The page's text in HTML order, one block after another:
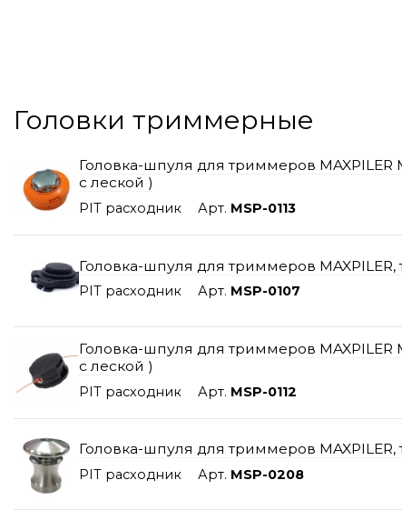
Головки триммерные
Головка-шпуля для триммеров MAXPILER
с леской )
PIT расходник Арт. MSP-0113
Головка-шпуля для триммеров
PIT расходник Арт. MSP-0107
Головка-шпуля для триммеров MAXPILER
с леской )
PIT расходник Арт. MSP-0112
Головка-шпуля для триммеров
PIT расходник Арт. MSP-0208